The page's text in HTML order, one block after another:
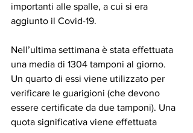
importanti alle spalle, a cui si era
aggiunto il Covid-19.
Nell’ultima settimana è stata effettuata
una media di 1304 tamponi al giorno.
Un quarto di essi viene utilizzato per
verificare le guarigioni (che devono
essere certificate da due tamponi). Una
quota significativa viene effettuata